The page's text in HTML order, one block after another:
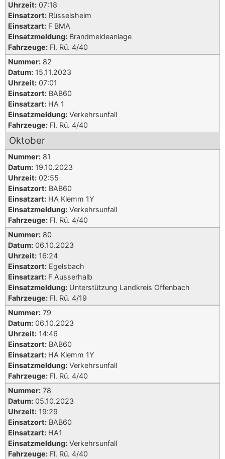
Uhrzeit: 07:18
Einsatzort: Rüsselsheim
Einsatzart: F BMA
Einsatzmeldung: Brandmeldeanlage
Fahrzeuge: Fl. Rü. 4/40
Nummer: 82
Datum: 15.11.2023
Uhrzeit: 07:01
Einsatzort: BAB60
Einsatzart: HA 1
Einsatzmeldung: Verkehrsunfall
Fahrzeuge: Fl. Rü. 4/40
Oktober
Nummer: 81
Datum: 19.10.2023
Uhrzeit: 02:55
Einsatzort: BAB60
Einsatzart: HA Klemm 1Y
Einsatzmeldung: Verkehrsunfall
Fahrzeuge: Fl. Rü. 4/40
Nummer: 80
Datum: 06.10.2023
Uhrzeit: 16:24
Einsatzort: Egelsbach
Einsatzart: F Ausserhalb
Einsatzmeldung: Unterstützung Landkreis Offenbach
Fahrzeuge: Fl. Rü. 4/19
Nummer: 79
Datum: 06.10.2023
Uhrzeit: 14:46
Einsatzort: BAB60
Einsatzart: HA Klemm 1Y
Einsatzmeldung: Verkehrsunfall
Fahrzeuge: Fl. Rü. 4/40
Nummer: 78
Datum: 05.10.2023
Uhrzeit: 19:29
Einsatzort: BAB60
Einsatzart: HA1
Einsatzmeldung: Verkehrsunfall
Fahrzeuge: Fl. Rü. 4/40